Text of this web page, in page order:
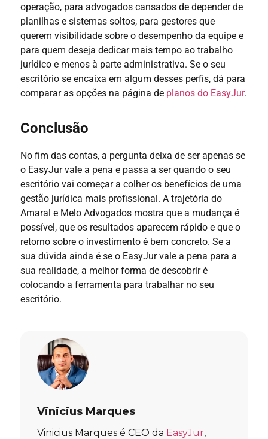
operação, para advogados cansados de depender de
planilhas e sistemas soltos, para gestores que
querem visibilidade sobre o desempenho da equipe e
para quem deseja dedicar mais tempo ao trabalho
jurídico e menos à parte administrativa. Se o seu
escritório se encaixa em algum desses perfis, dá para
comparar as opções na página de planos do EasyJur.
Conclusão
No fim das contas, a pergunta deixa de ser apenas se
o EasyJur vale a pena e passa a ser quando o seu
escritório vai começar a colher os benefícios de uma
gestão jurídica mais profissional. A trajetória do
Amaral e Melo Advogados mostra que a mudança é
possível, que os resultados aparecem rápido e que o
retorno sobre o investimento é bem concreto. Se a
sua dúvida ainda é se o EasyJur vale a pena para a
sua realidade, a melhor forma de descobrir é
colocando a ferramenta para trabalhar no seu
escritório.
Vinicius Marques
Vinicius Marques é CEO da EasyJur,